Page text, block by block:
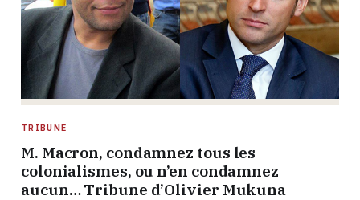
TRIBUNE
M. Macron, condamnez tous les
colonialismes, ou n’en condamnez
aucun… Tribune d’Olivier Mukuna